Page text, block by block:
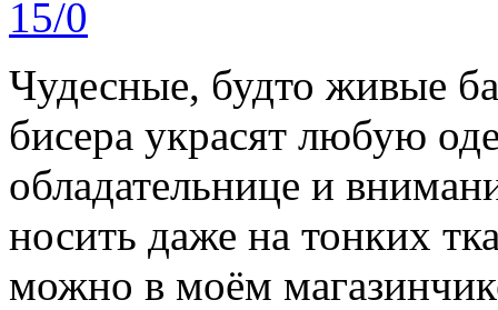
Чудесные, будто живые
бисера украсят любую
обладательнице и
носить даже на тонких
можно в моём